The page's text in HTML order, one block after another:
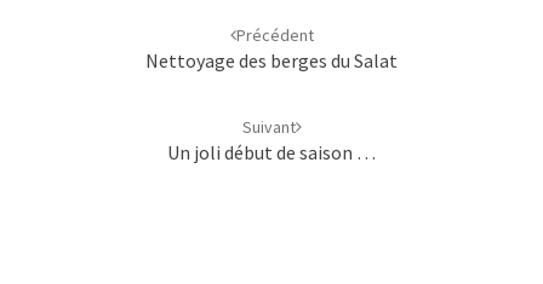
Précédent
Nettoyage des berges du Salat
Suivant
Un joli début de saison …